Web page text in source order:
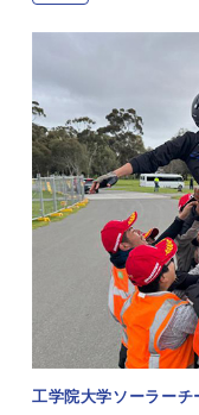
工学院大学ソーラー